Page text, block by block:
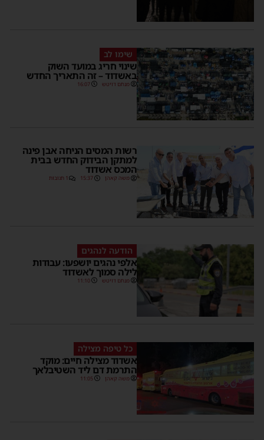
שימו לב
שינוי חריג במועד השוק
באשדוד – זה התאריך החדש
מנחם דויטש 16:07
רשות המסים הניחה אבן פינה
למתקן הבידוק החדש בבית
המכס אשדוד
משה קאהן 15:37 1 תגובות
הודעה לנהגים
אלפי נהגים יושפעו: עבודות
לילה סמוך לאשדוד
מנחם דויטש 11:10
כל טיפה מצילה
אשדוד מצילה חיים: מוקד
התרמת דם ליד השטיבלאך
משה קאהן 11:05